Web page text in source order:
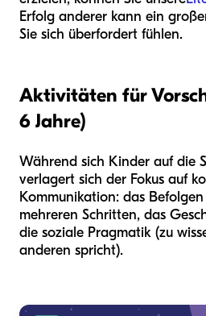
Erfolg anderer kann ein
Sie sich überfordert fühlen.
Aktivitäten für
6 Jahre)
Während sich Kinder auf die
verlagert sich der Fokus auf
Kommunikation: das
mehreren Schritten, das
die soziale Pragmatik (zu
anderen spricht).